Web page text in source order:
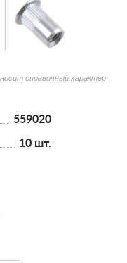
справочный характер
559020
10 шт.